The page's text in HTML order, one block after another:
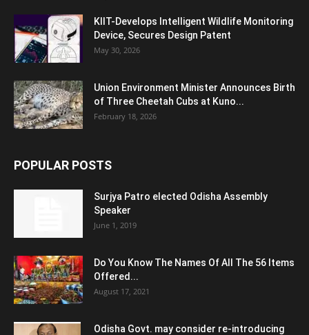
KIIT-Develops Intelligent Wildlife Monitoring
Device, Secures Design Patent
May 30, 2026
Union Environment Minister Announces Birth
of Three Cheetah Cubs at Kuno...
February 18, 2026
POPULAR POSTS
Surjya Patro elected Odisha Assembly
Speaker
June 1, 2019
Do You Know The Names Of All The 56 Items
Offered...
August 17, 2021
Odisha Govt. may consider re-introducing